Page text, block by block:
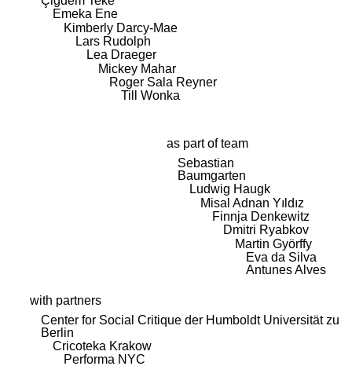
Emeka Ene
Kimberly Darcy-Mae
Lars Rudolph
Lea Draeger
Mickey Mahar
Roger Sala Reyner
Till Wonka
as part of team
Sebastian
Baumgarten
Ludwig Haugk
Misal Adnan Yıldız
Finnja Denkewitz
Dmitri Ryabkov
Martin Györffy
Eva da Silva
Antunes Alves
with partners
Center for Social Critique der Humboldt Universität zu
Berlin
Cricoteka Krakow
Performa NYC